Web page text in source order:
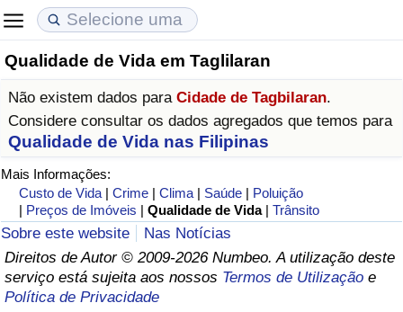
Qualidade de Vida em Taglilaran
Não existem dados para Cidade de Tagbilaran.
Considere consultar os dados agregados que temos para
Qualidade de Vida nas Filipinas
Mais Informações:
Custo de Vida |Crime |Clima | Saúde | Poluição
| Preços de Imóveis |Qualidade de Vida |Trânsito
Sobre este website
Nas Notícias
Direitos de Autor © 2009-2026 Numbeo. A utilização deste
serviço está sujeita aos nossos Termos de Utilização e
Política de Privacidade
Custo de Vida
Indicador de Custo de Vida (Atual)
Indicador de Custo de Vida
Indicador de Custo de Vida Por País
em Aqaba
Preços de Imóveis
Indicador de Preços de Imóveis (Atual)
Indicador de Preços de Imóveis
Indicador de Preços de Imóveis por País
Qualidade de Vida
Indicador de Qualidade de Vida
Indicador de Qualidade de Vida (Atual)
Índice de qualidade de vida por país
Crime
Taxa do Indicador de Crime (Atual)